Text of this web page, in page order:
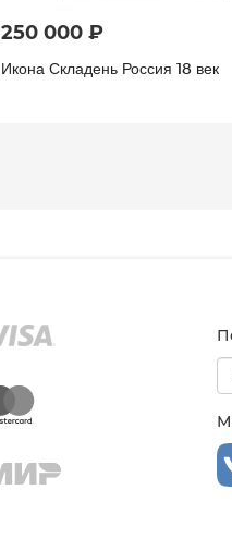
250 000 ₽
Икона Складень Россия 18 век